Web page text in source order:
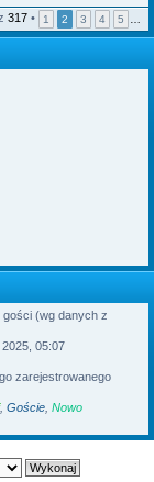
317 • 1 2 3 4 5 …
(wg danych z
05:07
zarejestrowanego
, Goście Nowo